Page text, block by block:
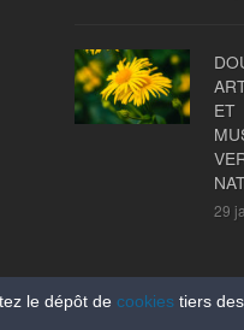
ET
29
le dépôt de cookiestiers